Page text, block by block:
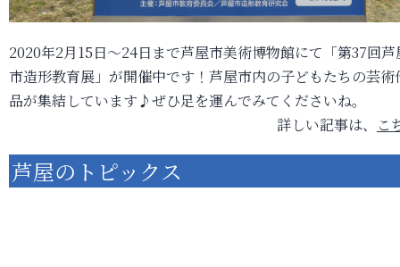
2020年2月15日～24日まで芦屋市美術博物館にて「第37回芦
市造形教育展」が開催中です！芦屋市内の子どもたちの芸術
品が集結しています♪ぜひ足を運んでみてくださいね。
詳しい記事は、
こ
芦屋のトピックス